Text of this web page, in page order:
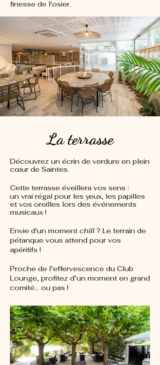
finesse de l'osier.
La terrasse
Découvrez un écrin de verdure en plein
cœur de Saintes.
Cette terrasse éveillera vos sens :
un vrai régal pour les yeux, les papilles
et vos oreilles lors des événements
musicaux !
Envie d'un moment chill ? Le terrain de
pétanque vous attend pour vos
apéritifs !
Proche de l’effervescence du Club
Lounge, profitez d’un moment en grand
comité… ou pas !